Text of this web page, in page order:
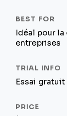
Idéal pour
entreprises
Essai gratuit